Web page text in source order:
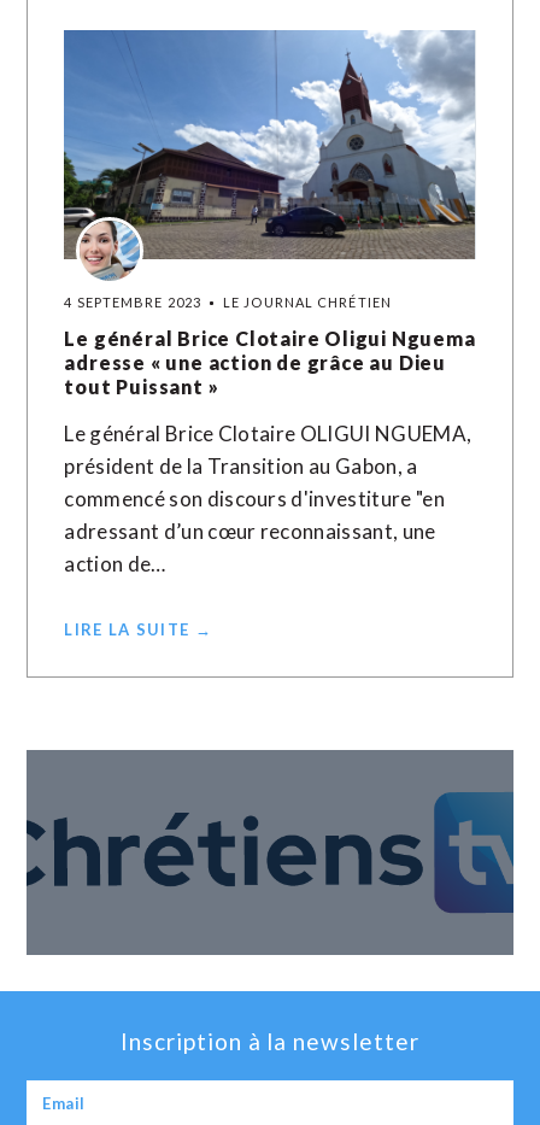
4 SEPTEMBRE 2023 LE JOURNAL CHRÉTIEN
Le général Brice Clotaire Oligui Nguema
adresse « une action de grâce au Dieu
tout Puissant »
Le général Brice Clotaire OLIGUI NGUEMA,
président de la Transition au Gabon, a
commencé son discours d'investiture "en
adressant d’un cœur reconnaissant, une
action de…
LIRE LA SUITE →
Inscription à la newsletter